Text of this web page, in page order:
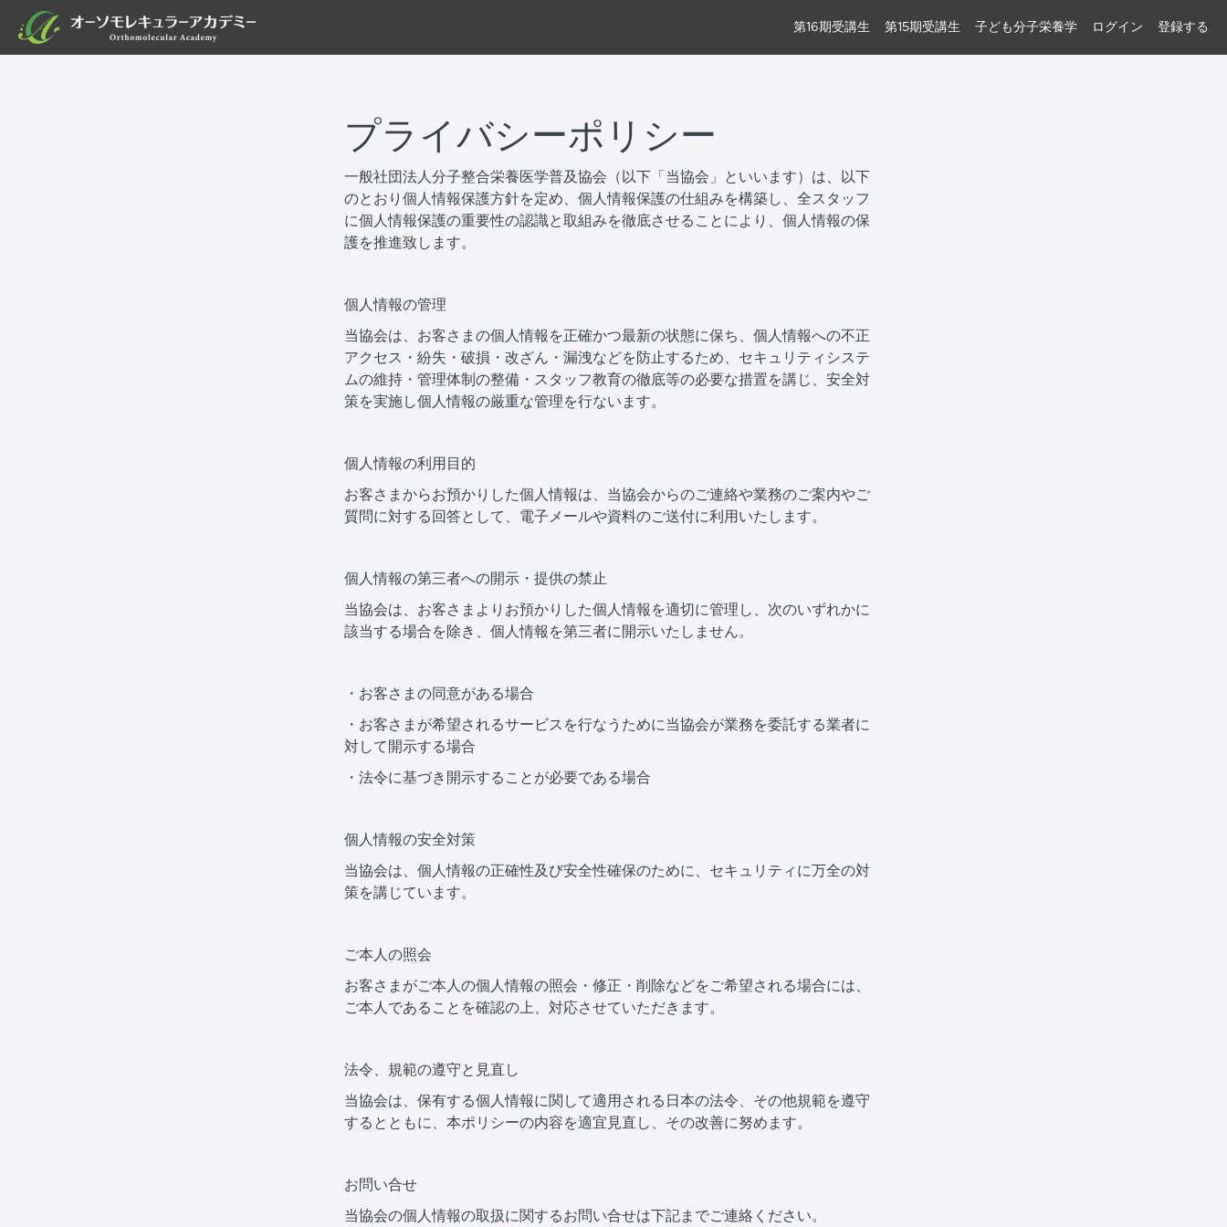
第16期受講生 第15期受講生 子ども分子栄養学 ログイン 登録する
プライバシーポリシー
一般社団法人分子整合栄養医学普及協会（以下「当協会」といいます）は、以下
のとおり個人情報保護方針を定め、個人情報保護の仕組みを構築し、全スタッフ
に個人情報保護の重要性の認識と取組みを徹底させることにより、個人情報の保
護を推進致します。
個人情報の管理
当協会は、お客さまの個人情報を正確かつ最新の状態に保ち、個人情報への不正
アクセス・紛失・破損・改ざん・漏洩などを防止するため、セキュリティシステ
ムの維持・管理体制の整備・スタッフ教育の徹底等の必要な措置を講じ、安全対
策を実施し個人情報の厳重な管理を行ないます。
個人情報の利用目的
お客さまからお預かりした個人情報は、当協会からのご連絡や業務のご案内やご
質問に対する回答として、電子メールや資料のご送付に利用いたします。
個人情報の第三者への開示・提供の禁止
当協会は、お客さまよりお預かりした個人情報を適切に管理し、次のいずれかに
該当する場合を除き、個人情報を第三者に開示いたしません。
・お客さまの同意がある場合
・お客さまが希望されるサービスを行なうために当協会が業務を委託する業者に
対して開示する場合
・法令に基づき開示することが必要である場合
個人情報の安全対策
当協会は、個人情報の正確性及び安全性確保のために、セキュリティに万全の対
策を講じています。
ご本人の照会
お客さまがご本人の個人情報の照会・修正・削除などをご希望される場合には、
ご本人であることを確認の上、対応させていただきます。
法令、規範の遵守と見直し
当協会は、保有する個人情報に関して適用される日本の法令、その他規範を遵守
するとともに、本ポリシーの内容を適宜見直し、その改善に努めます。
お問い合せ
当協会の個人情報の取扱に関するお問い合せは下記までご連絡ください。